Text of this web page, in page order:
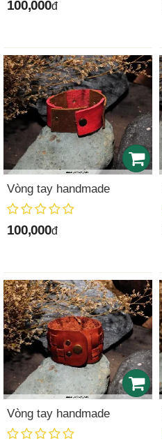
100,000đ
Vòng tay handmade
100,000đ
Vòng tay handmade